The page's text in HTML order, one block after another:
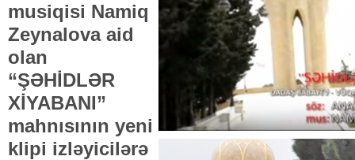
musiqisi Namiq
Zeynalova aid
olan
“ŞƏHİDLƏR
XİYABANI”
mahnısının yeni
klipi izləyicilərə